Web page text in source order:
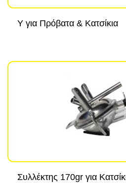
Y για Πρόβατα & Κατσίκια
Συλλέκτης 170gr για